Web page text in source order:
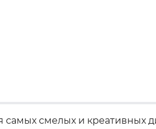
смелых и креативных